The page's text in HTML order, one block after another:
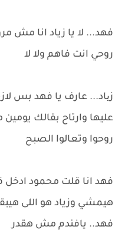
فهد... لا يا زياد انا مش
روحي انت فاهم ولا لا
زیاد... عارف يا فهد بس
عليها وارتاح بقالك
روحوا وتعالوا الصبح
فهد انا قلت محمود ادخل
هيمشي وزياد هو اللى
فهد.. يافندم مش هقدر